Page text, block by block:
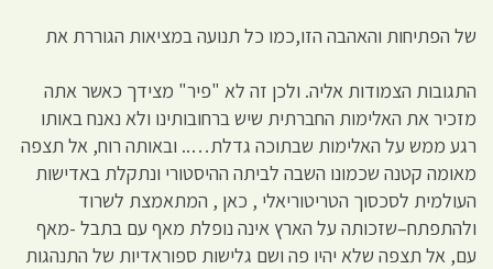
של הפתיחות והאהבה הזו,כמו כל תנועה במציאות הגוררת את
התגובות הצמודות אליה. ולכן זה לא "פיר" מצידך כאשר אתה
מזכיר את האלימות החברתית שיש ברחובותינו ולא נאנח באותו
רגע ממש על האלימות שבתוכה גדלת….. ובאותה רוח, אל תצפה
מאומה קטנה שכמונו השבה לביתה ההיסטורי ונתקלת באדישות
העולמית לסכסוך הטריטוריאלי , כאן , המתאמצת לשרוד
ולהתפתח–שזכותה על הארץ אינה נופלת מאף עם בתבל -מאף
עם, אל תצפה שלא יהיו פה ושם גלישות ספוראדיות של התנהגות